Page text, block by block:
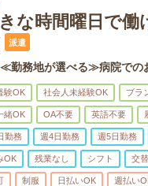
きな時間曜日で
派遣
≪勤務地が選べる≫病院での
験OK 社会人未経験OK ブラ
緒OK OA不要 英語不要
勤務 週4日勤務 週5日勤務
OK 残業なし シフト 交
制服 日払いOK 週払い